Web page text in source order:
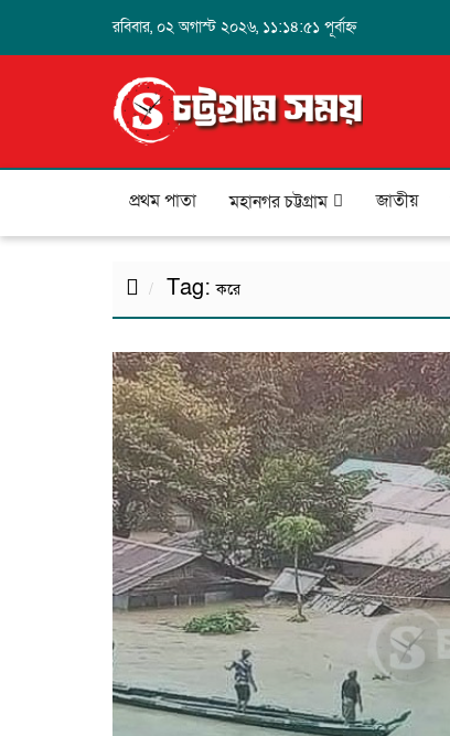
রবিবার, ০২ অগাস্ট ২০২৬, ১১:১৪:৫১ পূর্বাহ্ন
প্রথম পাতা মহানগর চট্টগ্রাম জাতীয়
Tag:করে